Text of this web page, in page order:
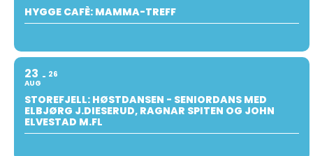
HYGGE CAFÈ: MAMMA-TREFF
23
AUG
26
STOREFJELL: HØSTDANSEN - SENIORDANS MED
ELBJØRG J.DIESERUD, RAGNAR SPITEN OG JOHN
ELVESTAD M.FL